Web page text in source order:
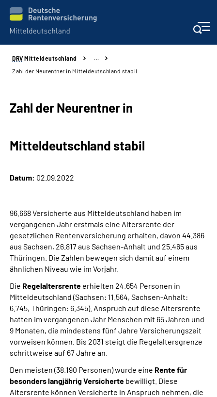
Aktuelles
Karriere
Online-Services
Inhalte in Gebärdensprache (DGS)
Suche
Mein Kundenportal
DRV Mitteldeutschland
…
Zahl der Neurentner in Mitteldeutschland stabil
Zahl der Neurentner in
Mitteldeutschland stabil
Datum: 02.09.2022
96.668 Versicherte aus Mitteldeutschland haben im
vergangenen Jahr erstmals eine Altersrente der
gesetzlichen Rentenversicherung erhalten, davon 44.386
aus Sachsen, 26.817 aus Sachsen-Anhalt und 25.465 aus
Thüringen. Die Zahlen bewegen sich damit auf einem
ähnlichen Niveau wie im Vorjahr.
Die Regelaltersrente erhielten 24.654 Personen in
Mitteldeutschland (Sachsen: 11.564, Sachsen-Anhalt:
6.745, Thüringen: 6.345). Anspruch auf diese Altersrente
hatten im vergangenen Jahr Menschen mit 65 Jahren und
9 Monaten, die mindestens fünf Jahre Versicherungszeit
vorweisen können. Bis 2031 steigt die Regelaltersgrenze
schrittweise auf 67 Jahre an.
Den meisten (38.190 Personen) wurde eine Rente für
besonders langjährig Versicherte bewilligt. Diese
Altersrente können Versicherte in Anspruch nehmen, die